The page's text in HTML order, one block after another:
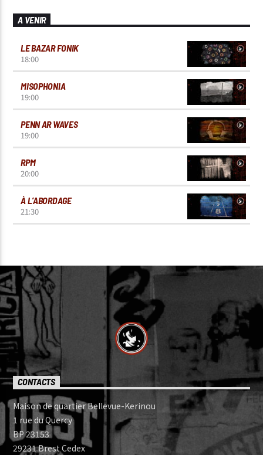
A VENIR
LE BAZAR FONIK
18:00
MISOPHONIA
19:00
PENN AR WAVES
19:00
RPM
20:00
À L’ABORDAGE
21:30
CONTACTS
Maison de quartier Bellevue-Kerinou
1 rue du Quercy
BP 23153
29231 Brest Cedex